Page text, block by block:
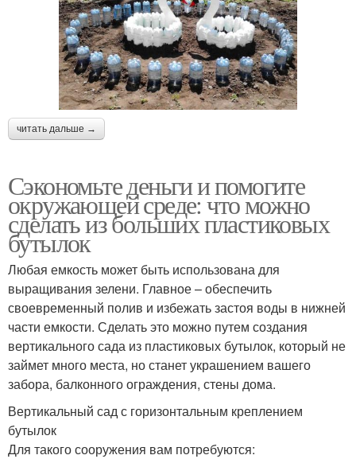
читать дальше →
Сэкономьте деньги и помогите
окружающей среде: что можно
сделать из больших пластиковых
бутылок
Любая емкость может быть использована для
выращивания зелени. Главное – обеспечить
своевременный полив и избежать застоя воды в нижней
части емкости. Сделать это можно путем создания
вертикального сада из пластиковых бутылок, который не
займет много места, но станет украшением вашего
забора, балконного ограждения, стены дома.
Вертикальный сад с горизонтальным креплением
бутылок
Для такого сооружения вам потребуются: